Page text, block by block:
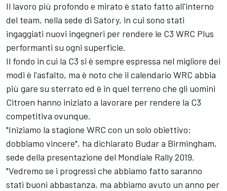
Il lavoro più profondo e mirato è stato fatto all'interno
del team, nella sede di Satory, in cui sono stati
ingaggiati nuovi ingegneri per rendere le C3 WRC Plus
performanti su ogni superficie.
Il fondo in cui la C3 si è sempre espressa nel migliore dei
modi è l'asfalto, ma è noto che il calendario WRC abbia
più gare su sterrato ed è in quel terreno che gli uomini
Citroen hanno iniziato a lavorare per rendere la C3
competitiva ovunque.
"Iniziamo la stagione WRC con un solo obiettivo:
dobbiamo vincere", ha dichiarato Budar a Birmingham,
sede della presentazione del Mondiale Rally 2019.
"Vedremo se i progressi che abbiamo fatto saranno
stati buoni abbastanza, ma abbiamo avuto un anno per